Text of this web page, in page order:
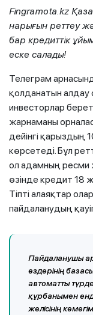
Fingramota.kz
нарығын реттеу
бар кредиттік
еске салады!
Телеграм
қолданатын алдау
инвесторлар
жарнаманы
дейінгі қарыздың
көрсетеді. Бұл
ол адамның
өзінде кредит 18
Тіпті алаяқтар
пайдаланудың
Пайдаланушы
өздерінің
автоматты
құрбанымен
желісінің